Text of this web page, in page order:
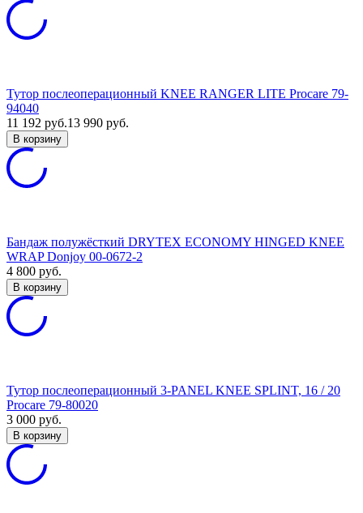
Тутор послеоперационный KNEE RANGER LITE Procare 79-
94040
11 192 руб.13 990 руб.
В корзину
Бандаж полужёсткий DRYTEX ECONOMY HINGED KNEE
WRAP Donjoy 00-0672-2
4 800 руб.
В корзину
Тутор послеоперационный 3-PANEL KNEE SPLINT, 16 / 20
Procare 79-80020
3 000 руб.
В корзину